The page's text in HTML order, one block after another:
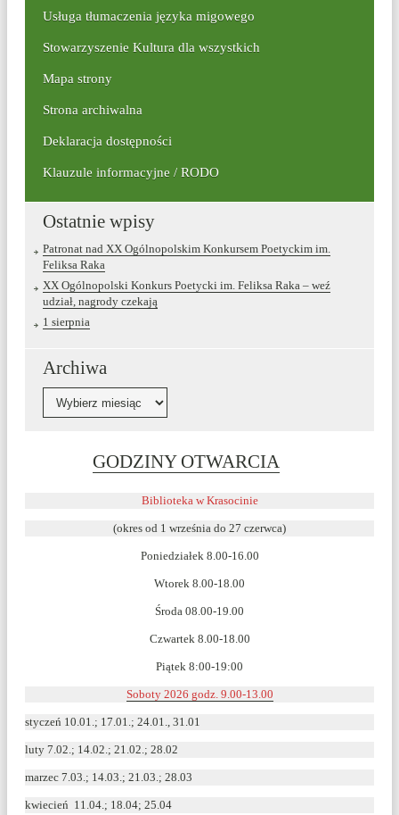
Usługa tłumaczenia języka migowego
Stowarzyszenie Kultura dla wszystkich
Mapa strony
Strona archiwalna
Deklaracja dostępności
Klauzule informacyjne / RODO
Ostatnie wpisy
Patronat nad XX Ogólnopolskim Konkursem Poetyckim im.
Feliksa Raka
XX Ogólnopolski Konkurs Poetycki im. Feliksa Raka – weź
udział, nagrody czekają
1 sierpnia
Archiwa
GODZINY OTWARCIA
w
Biblioteka w Krasocinie
(okres od 1 września do 27 czerwca)
Poniedziałek 8.00-16.00
Wtorek 8.00-18.00
Środa 08.00-19.00
Czwartek 8.00-18.00
Piątek 8:00-19:00
Soboty 2026 godz. 9.00-13.00
styczeń 10.01.; 17.01.; 24.01., 31.01
luty 7.02.; 14.02.; 21.02.; 28.02
marzec 7.03.; 14.03.; 21.03.; 28.03
kwiecień 11.04.; 18.04; 25.04